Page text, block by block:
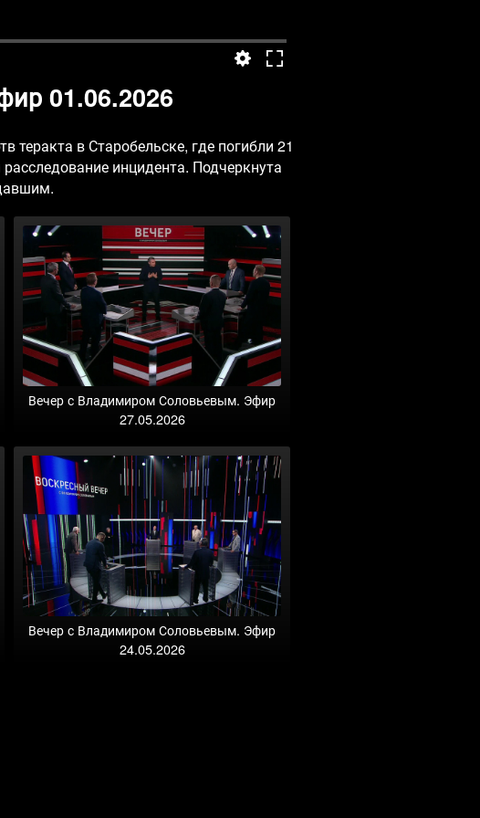
01.06.2026
в Старобельске, где погибли 21
инцидента. Подчеркнута
Вечер с Владимиром Соловьевым. Эфир
27.05.2026
Вечер с Владимиром Соловьевым. Эфир
24.05.2026